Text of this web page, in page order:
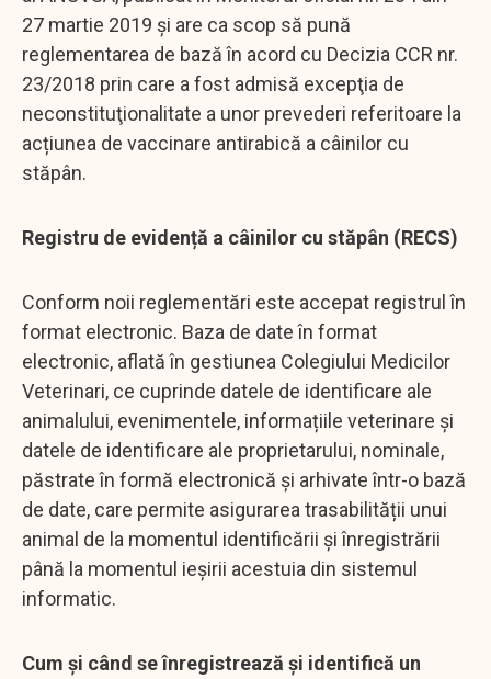
27 martie 2019 şi are ca scop să pună
reglementarea de bază în acord cu Decizia CCR nr.
23/2018 prin care a fost admisă excepţia de
neconstituţionalitate a unor prevederi referitoare la
acțiunea de vaccinare antirabică a câinilor cu
stăpân.
Registru de evidență a câinilor cu stăpân (RECS)
Conform noii reglementări este accepat registrul în
format electronic. Baza de date în format
electronic, aflată în gestiunea Colegiului Medicilor
Veterinari, ce cuprinde datele de identificare ale
animalului, evenimentele, informațiile veterinare și
datele de identificare ale proprietarului, nominale,
păstrate în formă electronică și arhivate într-o bază
de date, care permite asigurarea trasabilității unui
animal de la momentul identificării și înregistrării
până la momentul ieșirii acestuia din sistemul
informatic.
Cum și când se înregistrează și identifică un